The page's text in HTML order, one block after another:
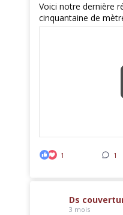
Voici notre dernière
cinquantaine de
1 1
Ds
3 mois